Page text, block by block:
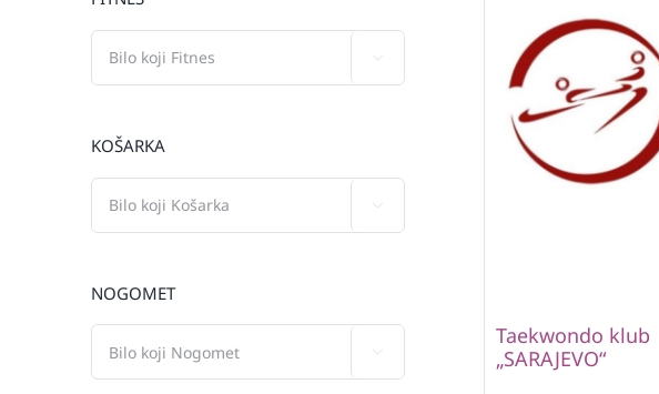
Taekwondo klub
„SARAJEVO“
KOŠARKA
NOGOMET